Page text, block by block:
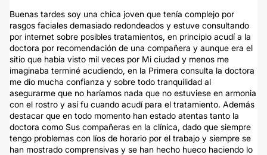
Buenas tardes soy una chica joven que tenía complejo por
rasgos faciales demasiado redondeados y estuve consultando
por internet sobre posibles tratamientos, en principio acudí a la
doctora por recomendación de una compañera y aunque era el
sitio que había visto mil veces por Mi ciudad y menos me
imaginaba terminé acudiendo, en la Primera consulta la doctora
me dio mucha confianza y sobre todo tranquilidad al
asegurarme que no haríamos nada que no estuviese en armonia
con el rostro y así fu cuando acudí para el tratamiento. Además
destacar que en todo momento han estado atentas tanto la
doctora como Sus compañeras en la clínica, dado que siempre
tengo problemas con líos de horario por el trabajo y siempre se
han mostrado comprensivas y se han hecho hueco haciendo lo